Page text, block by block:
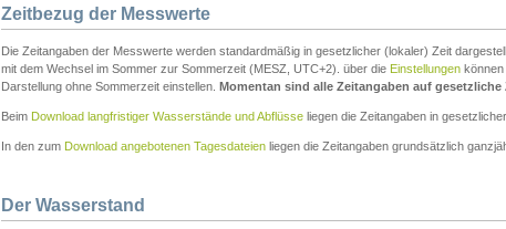
Zeitbezug der Messwerte
Die Zeitangaben der Messwerte werden standardmäßig in gesetzlicher (lokaler) Zeit
mit dem Wechsel im Sommer zur Sommerzeit (MESZ, UTC+2). über die Einstellungen können
Darstellung ohne Sommerzeit einstellen. Momentan sind alle Zeitangaben auf
Beim Download langfristiger Wasserstände und Abflüsse liegen die Zeitangaben in
In den zum Download angebotenen Tagesdateien liegen die Zeitangaben grundsätzlich
Der Wasserstand